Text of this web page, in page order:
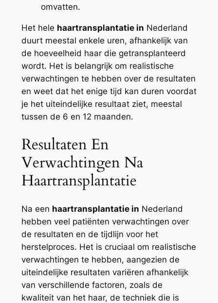
omvatten.
Het hele haartransplantatie in Nederland
duurt meestal enkele uren, afhankelijk van
de hoeveelheid haar die getransplanteerd
wordt. Het is belangrijk om realistische
verwachtingen te hebben over de resultaten
en weet dat het enige tijd kan duren voordat
je het uiteindelijke resultaat ziet, meestal
tussen de 6 en 12 maanden.
Resultaten En
Verwachtingen Na
Haartransplantatie
Na een haartransplantatie in Nederland
hebben veel patiënten verwachtingen over
de resultaten en de tijdlijn voor het
herstelproces. Het is cruciaal om realistische
verwachtingen te hebben, aangezien de
uiteindelijke resultaten variëren afhankelijk
van verschillende factoren, zoals de
kwaliteit van het haar, de techniek die is